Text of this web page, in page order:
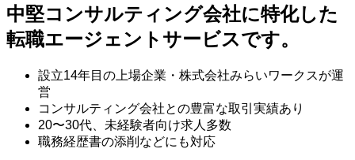
中堅コンサルティング会社に特化した
転職エージェントサービスです。
設立14年目の上場企業・株式会社みらいワークスが運
営
コンサルティング会社との豊富な取引実績あり
20〜30代、未経験者向け求人多数
職務経歴書の添削などにも対応